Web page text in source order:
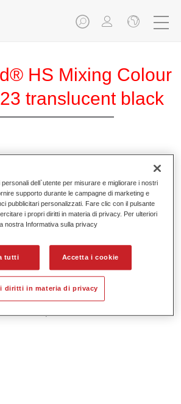
HS Mixing Colour
translucent black
HS Automotive Top Coat 275 per
pastello per la riparazione di
prodotto
e veloce in 1,5 mani.
dello smalto.
in materia di VOC.
dell`utente per misurare e migliorare i nostri
supporto durante le campagne di marketing e
pubblicitari personalizzati. Fare clic con il pulsante
i propri diritti in materia di privacy. Per ulteriori
nostra Informativa sulla privacy
tutti Accetta i cookie
diritti in materia di privacy